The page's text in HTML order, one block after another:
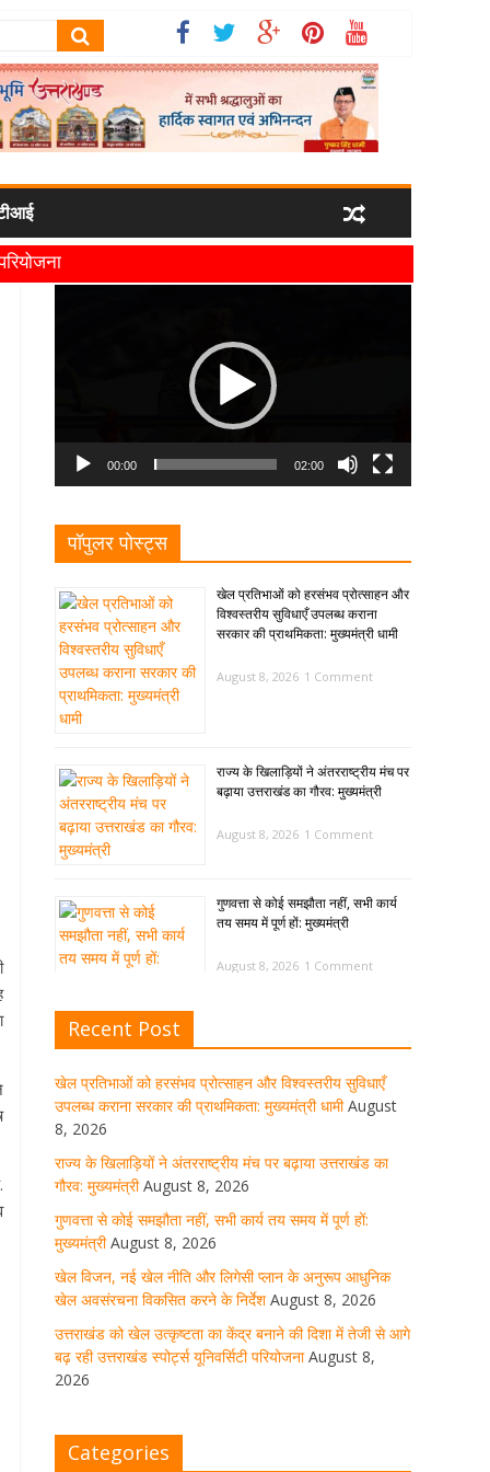
धामी
00:00 02:00
पॉपुलर पोस्ट्स
खेल प्रतिभाओं को हरसंभव प्रोत्साहन और
विश्वस्तरीय सुविधाएँ उपलब्ध कराना
सरकार की प्राथमिकता: मुख्यमंत्री धामी
August 8, 2026 1 Comment
राज्य के खिलाड़ियों ने अंतरराष्ट्रीय मंच पर
बढ़ाया उत्तराखंड का गौरव: मुख्यमंत्री
August 8, 2026 1 Comment
गुणवत्ता से कोई समझौता नहीं, सभी कार्य
तय समय में पूर्ण हों: मुख्यमंत्री
August 8, 2026 1 Comment
प्लान के अनुरूप आधुनिक खेल अवसंरचना
विकसित करने के निर्देश
August 8, 2026 1 Comment
उत्तराखंड को खेल उत्कृष्टता का केंद्र
बनाने की दिशा में तेजी से आगे बढ़ रही
उत्तराखंड स्पोर्ट्स यूनिवर्सिटी परियोजना
August 8, 2026 1 Comment
मुख्य सचिव ने कहा- कौशल विकास से
संबंधित सभी विभाग एक प्लेटफॉर्म पर करें
Recent Post
खेल प्रतिभाओं को हरसंभव प्रोत्साहन और विश्वस्तरीय सुविधाएँ
उपलब्ध कराना सरकार की प्राथमिकता: मुख्यमंत्री धामी August
8, 2026
राज्य के खिलाड़ियों ने अंतरराष्ट्रीय मंच पर बढ़ाया उत्तराखंड का
गौरव: मुख्यमंत्री August 8, 2026
गुणवत्ता से कोई समझौता नहीं, सभी कार्य तय समय में पूर्ण हों:
मुख्यमंत्री August 8, 2026
खेल विजन, नई खेल नीति और लिगेसी प्लान के अनुरूप आधुनिक
खेल अवसंरचना विकसित करने के निर्देश August 8, 2026
उत्तराखंड को खेल उत्कृष्टता का केंद्र बनाने की दिशा में तेजी से आगे
बढ़ रही उत्तराखंड स्पोर्ट्स यूनिवर्सिटी परियोजना August 8,
2026
Categories